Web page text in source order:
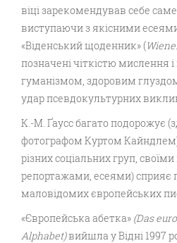
віці зарекомендував себе
виступаючи з якісними
«Віденський щоденник» (
позначені чіткістю мислення
гуманізмом, здоровим
удар псевдокультурних
К.-М. Ґаусс багато подорожує
фотографом Куртом
різних соціальних груп,
репортажами, есеями) сприяє
маловідомих європейських
«Європейська абетка» (Das
Alphabet)вийшла у Відні 1997